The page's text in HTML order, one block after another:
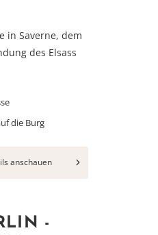
in Saverne, dem
des Elsass
die Burg
anschauen
-